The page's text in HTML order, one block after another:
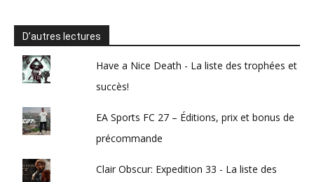
D’autres lectures
Have a Nice Death - La liste des trophées et
succès!
EA Sports FC 27 – Éditions, prix et bonus de
précommande
Clair Obscur: Expedition 33 - La liste des